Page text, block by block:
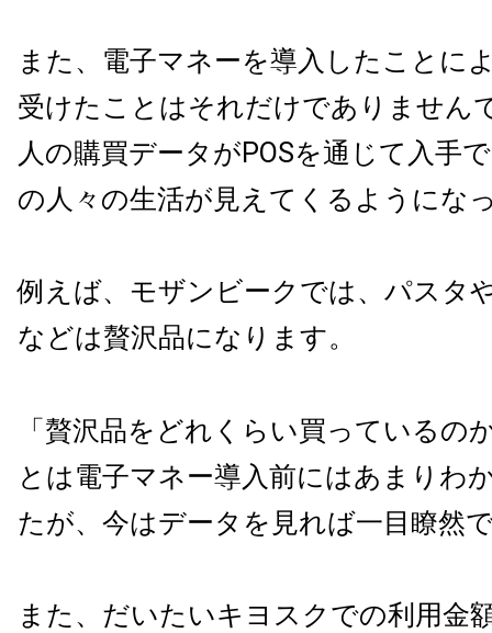
また、電子マネーを導入したことに
受けたことはそれだけでありません
人の購買データがPOSを通じて入手
の人々の生活が見えてくるようにな
例えば、モザンビークでは、パスタ
などは贅沢品になります。
「贅沢品をどれくらい買っているの
とは電子マネー導入前にはあまりわ
たが、今はデータを見れば一目瞭然
また、だいたいキヨスクでの利用金